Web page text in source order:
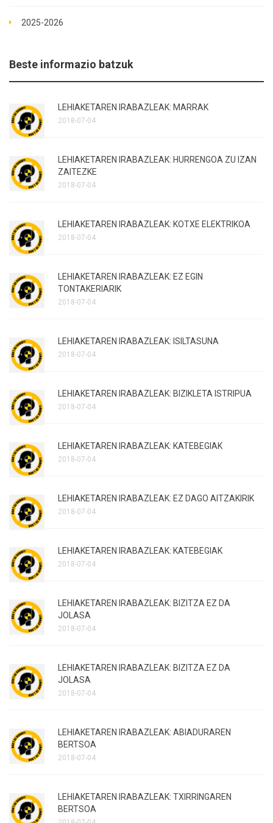
2025-2026
Beste informazio batzuk
LEHIAKETAREN IRABAZLEAK: MARRAK
2018-07-04
LEHIAKETAREN IRABAZLEAK: HURRENGOA ZU IZAN
ZAITEZKE
2018-07-04
LEHIAKETAREN IRABAZLEAK: KOTXE ELEKTRIKOA
2018-07-04
LEHIAKETAREN IRABAZLEAK: EZ EGIN
TONTAKERIARIK
2018-07-04
LEHIAKETAREN IRABAZLEAK: ISILTASUNA
2018-07-04
LEHIAKETAREN IRABAZLEAK: BIZIKLETA ISTRIPUA
2018-07-04
LEHIAKETAREN IRABAZLEAK: KATEBEGIAK
2018-07-04
LEHIAKETAREN IRABAZLEAK: EZ DAGO AITZAKIRIK
2018-07-04
LEHIAKETAREN IRABAZLEAK: KATEBEGIAK
2018-07-04
LEHIAKETAREN IRABAZLEAK: BIZITZA EZ DA
JOLASA
2018-07-04
LEHIAKETAREN IRABAZLEAK: BIZITZA EZ DA
JOLASA
2018-07-04
LEHIAKETAREN IRABAZLEAK: ABIADURAREN
BERTSOA
2018-07-04
LEHIAKETAREN IRABAZLEAK: TXIRRINGAREN
BERTSOA